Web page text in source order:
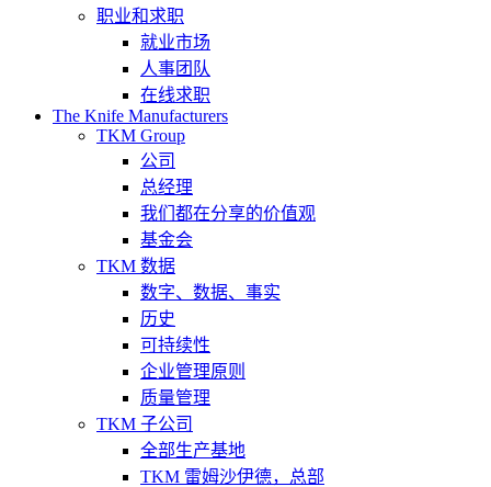
职业和求职
就业市场
人事团队
在线求职
The Knife Manufacturers
TKM Group
公司
总经理
我们都在分享的价值观
基金会
TKM 数据
数字、数据、事实
历史
可持续性
企业管理原则
质量管理
TKM 子公司
全部生产基地
TKM 雷姆沙伊德，总部